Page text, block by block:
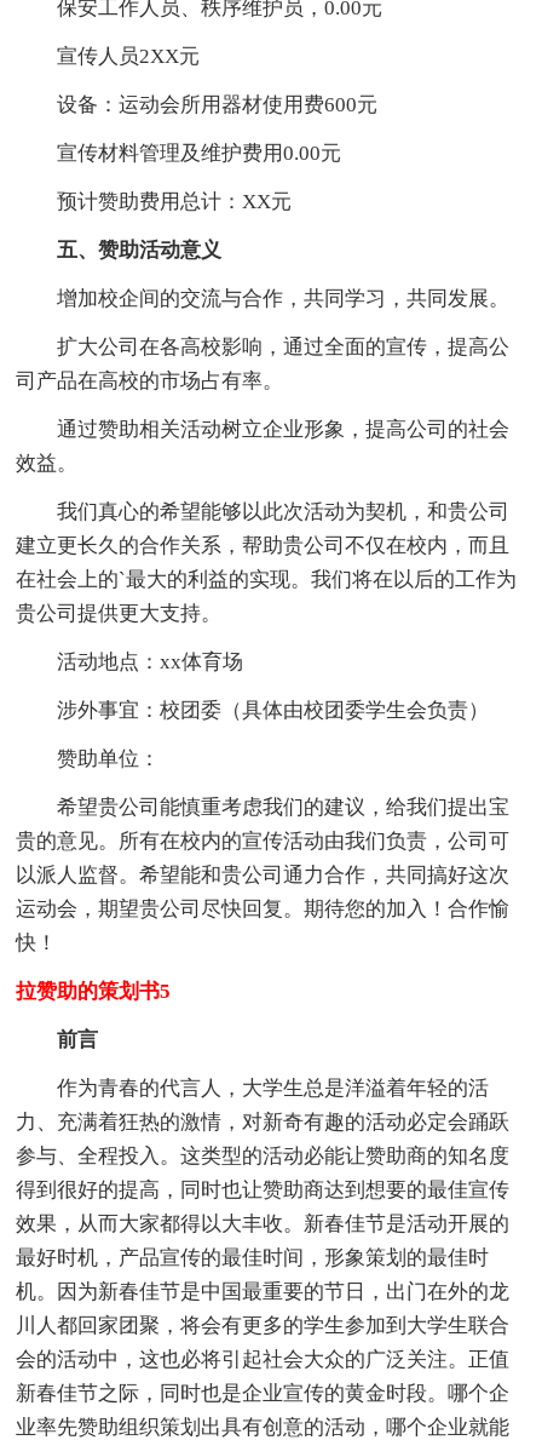
保安工作人员、秩序维护员，0.00元
宣传人员2XX元
设备：运动会所用器材使用费600元
宣传材料管理及维护费用0.00元
预计赞助费用总计：XX元
五、赞助活动意义
增加校企间的交流与合作，共同学习，共同发展。
扩大公司在各高校影响，通过全面的宣传，提高公
司产品在高校的市场占有率。
通过赞助相关活动树立企业形象，提高公司的社会
效益。
我们真心的希望能够以此次活动为契机，和贵公司
建立更长久的合作关系，帮助贵公司不仅在校内，而且
在社会上的`最大的利益的实现。我们将在以后的工作为
贵公司提供更大支持。
活动地点：xx体育场
涉外事宜：校团委（具体由校团委学生会负责）
赞助单位：
希望贵公司能慎重考虑我们的建议，给我们提出宝
贵的意见。所有在校内的宣传活动由我们负责，公司可
以派人监督。希望能和贵公司通力合作，共同搞好这次
运动会，期望贵公司尽快回复。期待您的加入！合作愉
快！
拉赞助的策划书5
前言
作为青春的代言人，大学生总是洋溢着年轻的活
力、充满着狂热的激情，对新奇有趣的活动必定会踊跃
参与、全程投入。这类型的活动必能让赞助商的知名度
得到很好的提高，同时也让赞助商达到想要的最佳宣传
效果，从而大家都得以大丰收。新春佳节是活动开展的
最好时机，产品宣传的最佳时间，形象策划的最佳时
机。因为新春佳节是中国最重要的节日，出门在外的龙
川人都回家团聚，将会有更多的学生参加到大学生联合
会的活动中，这也必将引起社会大众的广泛关注。正值
新春佳节之际，同时也是企业宣传的黄金时段。哪个企
业率先赞助组织策划出具有创意的活动，哪个企业就能